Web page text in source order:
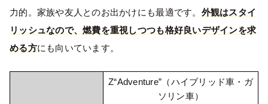
力的。家族や友人とのお出かけにも最適です。 外観はスタイ
リッシュなので、燃費を重視しつつも格好良いデザインを求
める方にも向いています。
Z“Adventure”（ハイブリッド車・ガ
ソリン車）